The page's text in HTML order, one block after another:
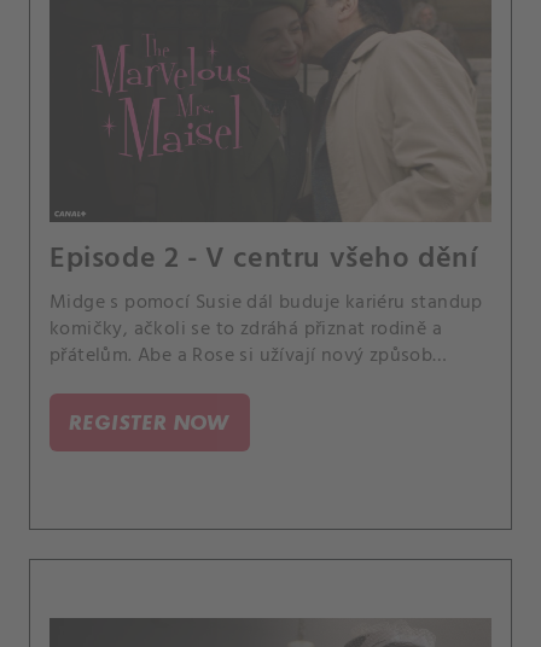
Episode 2 - V centru všeho dění
Midge s pomocí Susie dál buduje kariéru standup
komičky, ačkoli se to zdráhá přiznat rodině a
přátelům. Abe a Rose si užívají nový způsob
REGISTER NOW